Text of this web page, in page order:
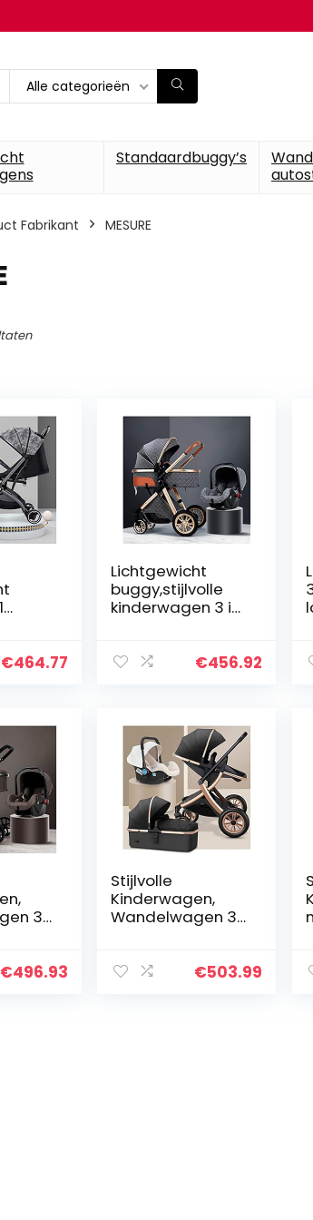
Alle categorieën
Standaardbuggy’s
Fabrikant ‎MESURE
€464.77
Lichtgewicht
buggy,stijlvolle
kinderwagen 3 in 1
gen opvouwbare
€456.92
3
€496.93
Stijlvolle
Kinderwagen,
Wandelwagen 3
Vouwbare Luxe
€503.99